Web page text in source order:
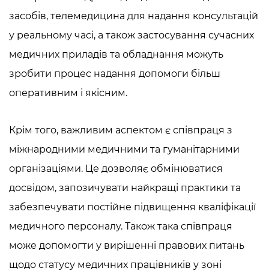
засобів, телемедицина для надання консультацій
у реальному часі, а також застосування сучасних
медичних приладів та обладнання можуть
зробити процес надання допомоги більш
оперативним і якісним.
Крім того, важливим аспектом є співпраця з
міжнародними медичними та гуманітарними
організаціями. Це дозволяє обмінюватися
досвідом, запозичувати найкращі практики та
забезпечувати постійне підвищення кваліфікації
медичного персоналу. Також така співпраця
може допомогти у вирішенні правових питань
щодо статусу медичних працівників у зоні